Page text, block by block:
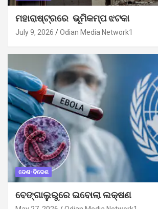
ମହାରାଷ୍ଟ୍ରରେ ଭୂମିକମ୍ପ ଝଟକା
July 9, 2026 Odian Media Network1
ଦେଶ-ବିଦେଶ
ବେଙ୍ଗାଲୁରୁରେ ଇବୋଲା ଲକ୍ଷଣ